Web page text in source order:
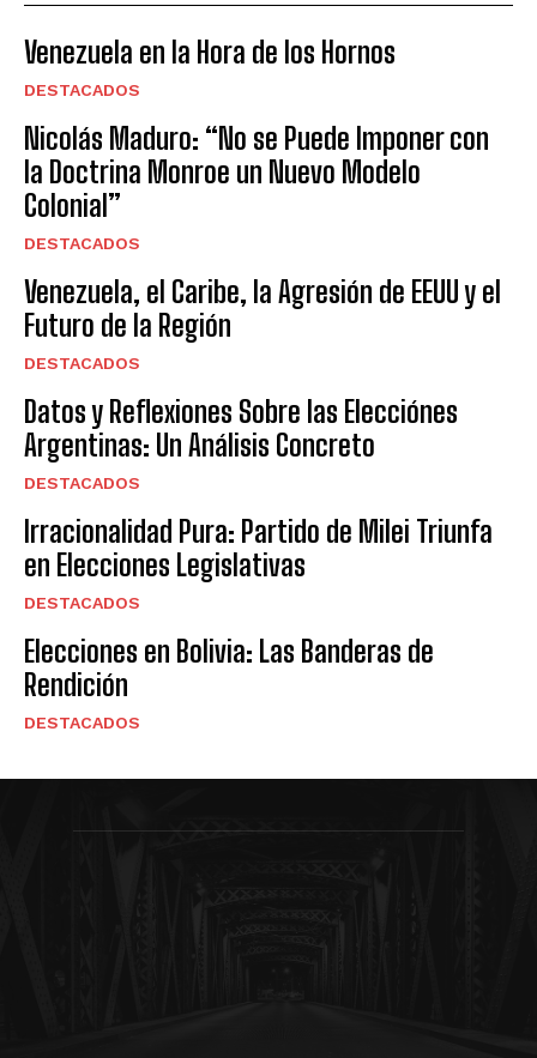
Venezuela en la Hora de los Hornos
DESTACADOS
Nicolás Maduro: “No se Puede Imponer con
la Doctrina Monroe un Nuevo Modelo
Colonial”
DESTACADOS
Venezuela, el Caribe, la Agresión de EEUU y el
Futuro de la Región
DESTACADOS
Datos y Reflexiones Sobre las Elecciónes
Argentinas: Un Análisis Concreto
DESTACADOS
Irracionalidad Pura: Partido de Milei Triunfa
en Elecciones Legislativas
DESTACADOS
Elecciones en Bolivia: Las Banderas de
Rendición
DESTACADOS